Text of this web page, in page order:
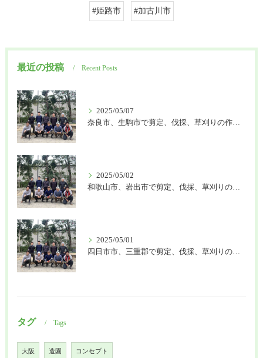
#姫路市 #加古川市
最近の投稿 Recent Posts
2025/05/07
奈良市、生駒市で剪定、伐採、草刈りの作業を頼むなら はなまる造園
2025/05/02
和歌山市、岩出市で剪定、伐採、草刈りの作業を頼むなら はなまる造園
2025/05/01
四日市市、三重郡で剪定、伐採、草刈りの作業を頼むなら はなまる造園
タグ Tags
大阪 造園 コンセプト